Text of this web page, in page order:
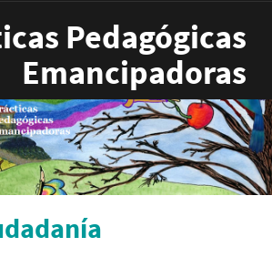
Pedagógicas
Emancipadoras